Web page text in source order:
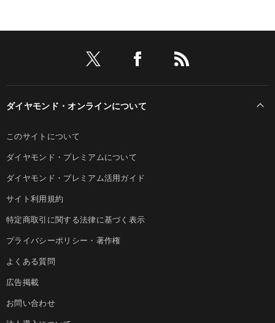
ダイヤモンド・オンラインについて
このサイトについて
ダイヤモンド・プレミアムについて
ダイヤモンド・プレミアム活用ガイド
サイト利用規約
特定商取引に関する法律に基づく表示
プライバシーポリシー・著作権
よくある質問
広告掲載
お問い合わせ